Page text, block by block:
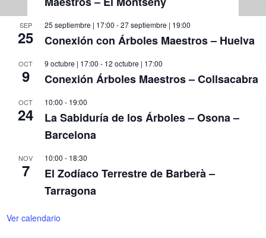
SEP
25
25 septiembre | 17:00 -27 septiembre | 19:00
Conexión con Árboles Maestros – Huelva
OCT
9
9 octubre | 17:00 - 12 octubre | 17:00
Conexión Árboles Maestros – Collsacabra
OCT
24
10:00 - 19:00
La Sabiduría de los Árboles – Osona –
Barcelona
NOV
7
10:00 - 18:30
El Zodíaco Terrestre de Barberà –
Tarragona
Ver calendario